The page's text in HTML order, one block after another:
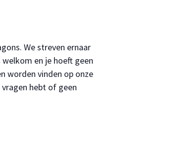
We streven ernaar
en je hoeft geen
worden vinden op onze
vragen hebt of geen